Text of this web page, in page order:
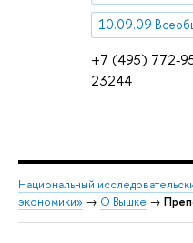
+7 (495) 772-
23244
Национальный
экономики» → О Вышке →